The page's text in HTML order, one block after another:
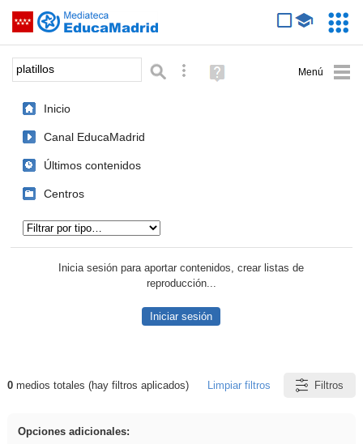
Saltar navegación
Palabra o frase: Búsqueda avanzada
Ayuda
(en
Inicio
Canal EducaMadrid
Últimos contenidos
Centros
Inicia sesión para aportar contenidos, crear listas de
reproducción...
Iniciar sesión
Resultados de: platillos
0medios totales (hay filtros aplicados) Limpiar filtros Filtros
Opciones adicionales: